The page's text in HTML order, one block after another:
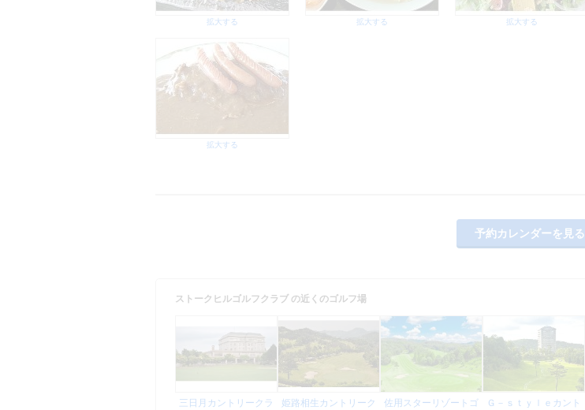
拡大する 拡大する 拡大する
拡大する
予約カレンダーを見る
ストークヒルゴルフクラブ の近くのゴルフ場
三日月カントリークラ
姫路相生カントリーク
佐用スターリゾートゴ
Ｇ－ｓｔｙｌｅカント